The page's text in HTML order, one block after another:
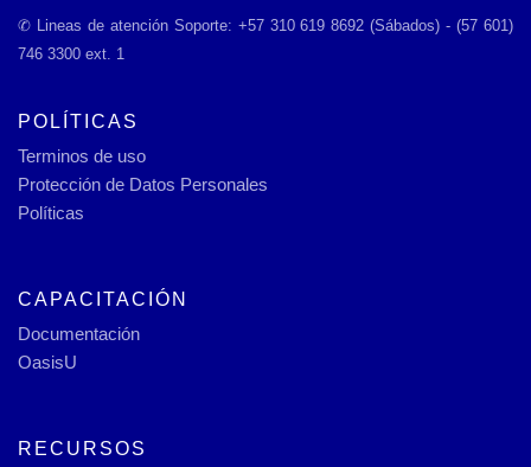
✆ Lineas de atención Soporte: +57 310 619 8692 (Sábados) - (57 601)
746 3300 ext. 1
POLÍTICAS
Terminos de uso
Protección de Datos Personales
Políticas
CAPACITACIÓN
Documentación
OasisU
RECURSOS